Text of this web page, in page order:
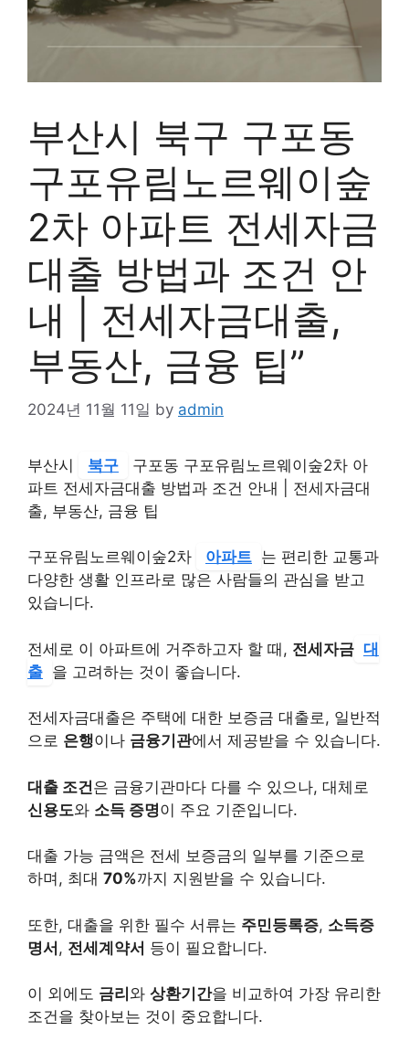
부산시 북구 구포동
구포유림노르웨이숲
2차 아파트 전세자금
대출 방법과 조건 안
내 | 전세자금대출,
부동산, 금융 팁”
2024년 11월 11일 by admin
부산시 북구
구포동 구포유림노르웨이숲2차 아
파트 전세자금대출 방법과 조건 안내 | 전세자금대
출, 부동산, 금융 팁
구포유림노르웨이숲2차 아파트 는 편리한 교통과
다양한 생활 인프라로 많은 사람들의 관심을 받고
있습니다.
전세로 이 아파트에 거주하고자 할 때, 전세자금 대
출 을 고려하는 것이 좋습니다.
전세자금대출은 주택에 대한 보증금 대출로, 일반적
으로 은행이나 금융기관에서 제공받을 수 있습니다.
대출 조건은 금융기관마다 다를 수 있으나, 대체로
신용도와 소득 증명이 주요 기준입니다.
대출 가능 금액은 전세 보증금의 일부를 기준으로
하며, 최대 70%까지 지원받을 수 있습니다.
또한, 대출을 위한 필수 서류는 주민등록증, 소득증
명서, 전세계약서 등이 필요합니다.
이 외에도 금리 와 상환기간을 비교하여 가장 유리한
조건을 찾아보는 것이 중요합니다.